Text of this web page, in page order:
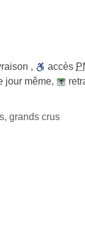
, accès
jour même,
grands crus